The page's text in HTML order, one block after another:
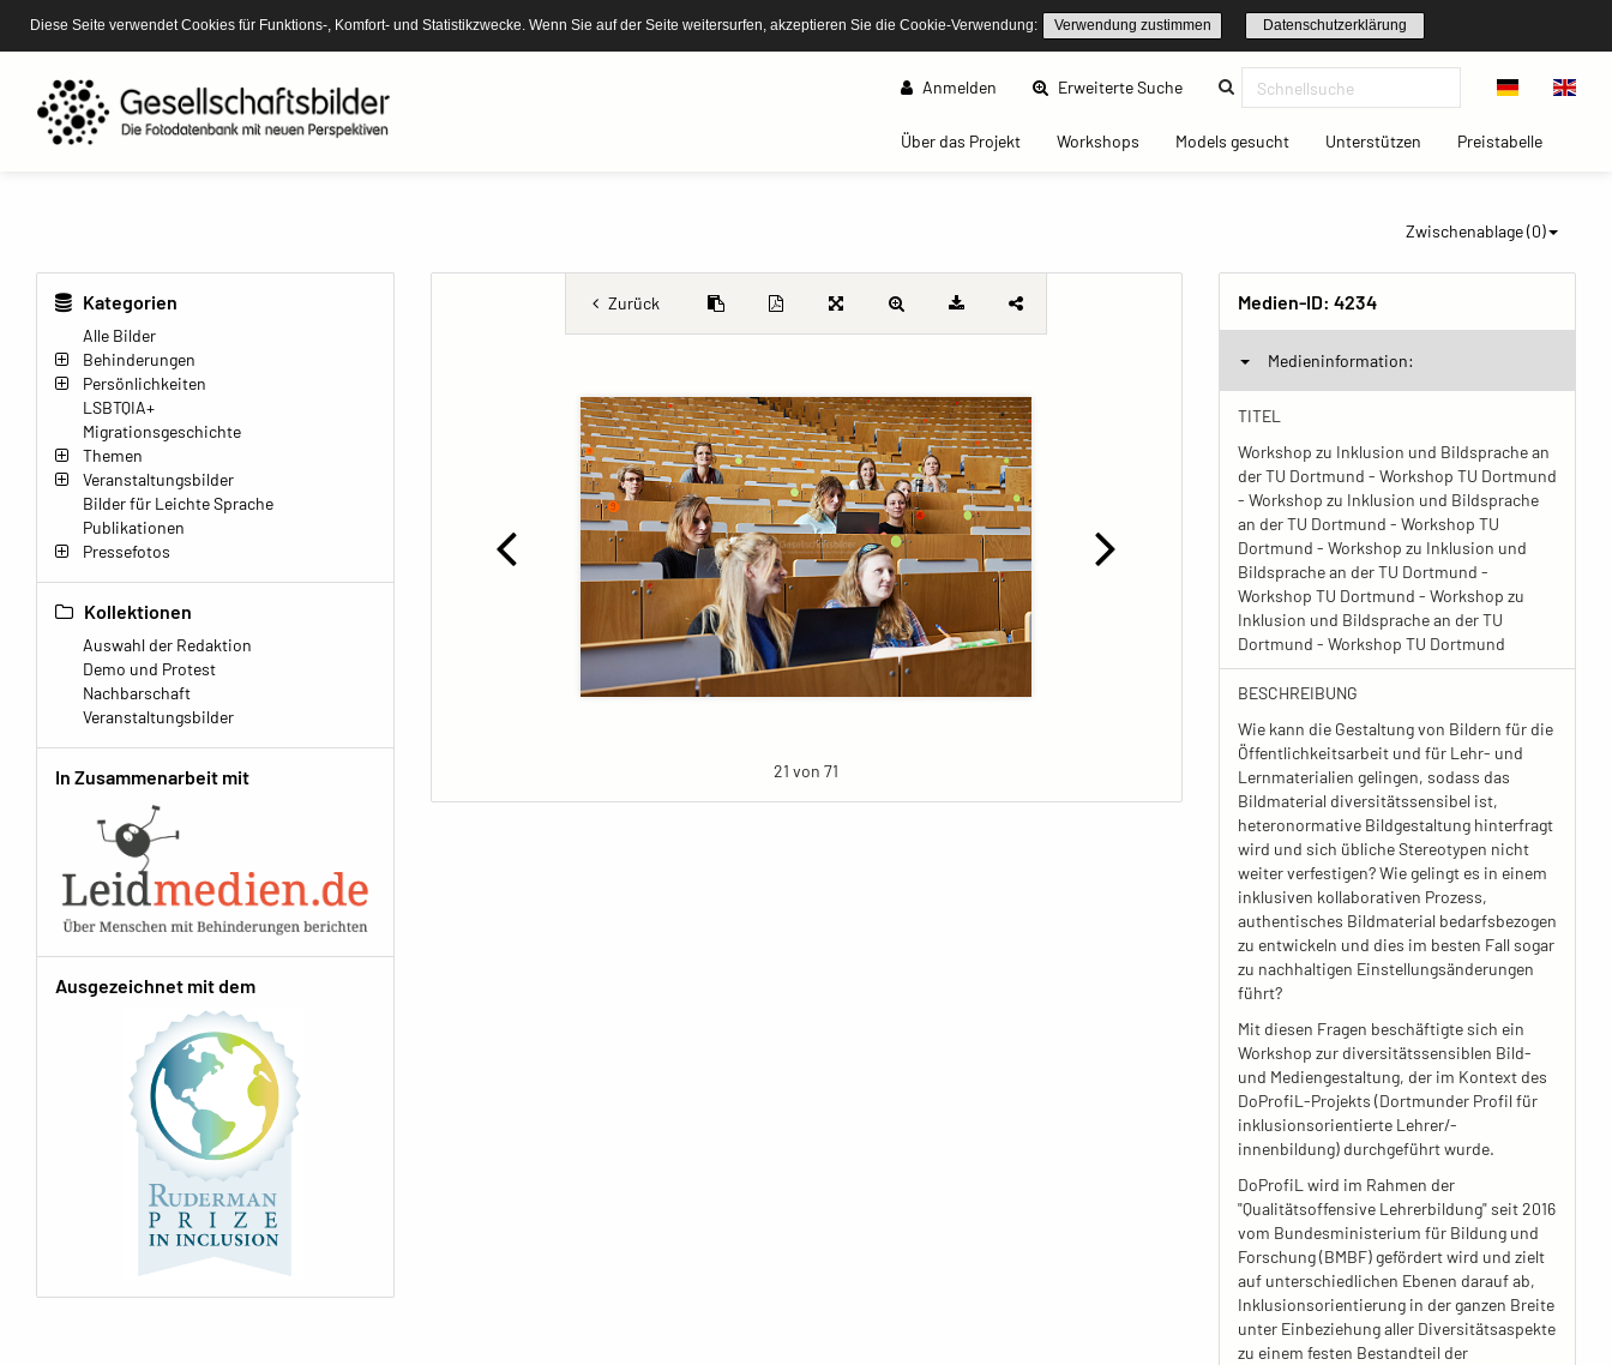
Diese Seite verwendet Cookies für Funktions-, Komfort- und Statistikzwecke. Wenn Sie auf der Seite weitersurfen, akzeptieren Sie die Cookie-Verwendung: Verwendung zustimmen Datenschutzerklärung
Anmelden Erweiterte Suche(current)
Über das Projekt(current)Workshops(current)Models gesucht(current)Unterstützen(current)Preistabelle(current)
Zwischenablage (0)
Kategorien
Alle Bilder
Behinderungen
Persönlichkeiten
LSBTQIA+
Migrationsgeschichte
Themen
Veranstaltungsbilder
Bilder für Leichte Sprache
Publikationen
Pressefotos
Kollektionen
Auswahl der Redaktion
Demo und Protest
Nachbarschaft
Veranstaltungsbilder
In Zusammenarbeit mit
Ausgezeichnet mit dem
Zurück
21 von 71
Medien-ID: 4234
Medieninformation:
TITEL
Workshop zu Inklusion und Bildsprache an
der TU Dortmund - Workshop TU Dortmund
- Workshop zu Inklusion und Bildsprache
an der TU Dortmund - Workshop TU
Dortmund - Workshop zu Inklusion und
Bildsprache an der TU Dortmund -
Workshop TU Dortmund - Workshop zu
Inklusion und Bildsprache an der TU
Dortmund - Workshop TU Dortmund
BESCHREIBUNG
Wie kann die Gestaltung von Bildern für die
Öffentlichkeitsarbeit und für Lehr- und
Lernmaterialien gelingen, sodass das
Bildmaterial diversitätssensibel ist,
heteronormative Bildgestaltung hinterfragt
wird und sich übliche Stereotypen nicht
weiter verfestigen? Wie gelingt es in einem
inklusiven kollaborativen Prozess,
authentisches Bildmaterial bedarfsbezogen
zu entwickeln und dies im besten Fall sogar
zu nachhaltigen Einstellungsänderungen
führt?
Mit diesen Fragen beschäftigte sich ein
Workshop zur diversitätssensiblen Bild-
und Mediengestaltung, der im Kontext des
DoProfiL-Projekts (Dortmunder Profil für
inklusionsorientierte Lehrer/-
innenbildung) durchgeführt wurde.
DoProfiL wird im Rahmen der
"Qualitätsoffensive Lehrerbildung" seit 2016
vom Bundesministerium für Bildung und
Forschung (BMBF) gefördert wird und zielt
auf unterschiedlichen Ebenen darauf ab,
Inklusionsorientierung in der ganzen Breite
unter Einbeziehung aller Diversitätsaspekte
zu einem festen Bestandteil der